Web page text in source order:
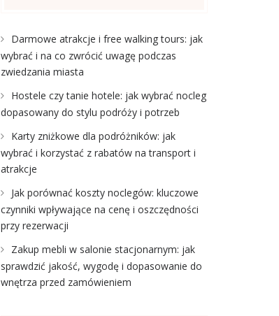
Darmowe atrakcje i free walking tours: jak
wybrać i na co zwrócić uwagę podczas
zwiedzania miasta
Hostele czy tanie hotele: jak wybrać nocleg
dopasowany do stylu podróży i potrzeb
Karty zniżkowe dla podróżników: jak
wybrać i korzystać z rabatów na transport i
atrakcje
Jak porównać koszty noclegów: kluczowe
czynniki wpływające na cenę i oszczędności
przy rezerwacji
Zakup mebli w salonie stacjonarnym: jak
sprawdzić jakość, wygodę i dopasowanie do
wnętrza przed zamówieniem